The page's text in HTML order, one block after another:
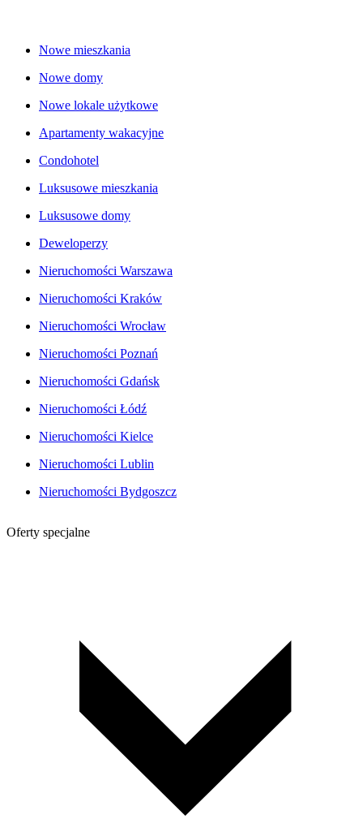
Nowe mieszkania
Nowe domy
Nowe lokale użytkowe
Apartamenty wakacyjne
Condohotel
Luksusowe mieszkania
Luksusowe domy
Deweloperzy
Nieruchomości Warszawa
Nieruchomości Kraków
Nieruchomości Wrocław
Nieruchomości Poznań
Nieruchomości Gdańsk
Nieruchomości Łódź
Nieruchomości Kielce
Nieruchomości Lublin
Nieruchomości Bydgoszcz
Oferty specjalne